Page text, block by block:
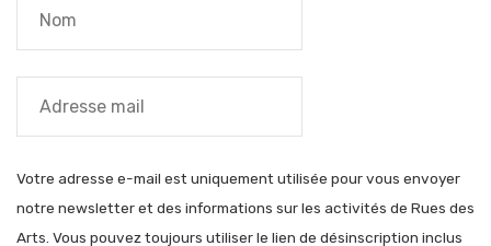
Votre adresse e-mail est uniquement utilisée pour vous envoyer
notre newsletter et des informations sur les activités de Rues des
Arts. Vous pouvez toujours utiliser le lien de désinscription inclus